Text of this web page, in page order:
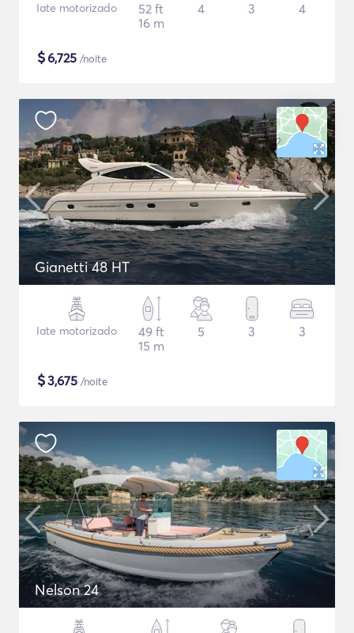
Iate motorizado
52 ft
16 m
4 3 4
$6,725 /noite
Gianetti 48 HT
Iate motorizado
49 ft
15 m
5 3 3
$3,675 /noite
Nelson 24